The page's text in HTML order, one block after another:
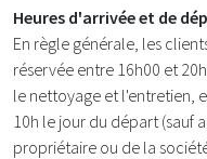
Heures d'arrivée et de
En règle générale, les
réservée entre 16h00 et
le nettoyage et l'entretien,
10h le jour du départ (sauf
propriétaire ou de la